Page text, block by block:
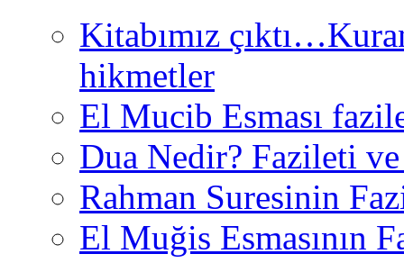
Kitabımız
hikmetler
El Mucib Esması
Dua Nedir? Fazileti
Rahman Suresinin
El Muğis Esmasının